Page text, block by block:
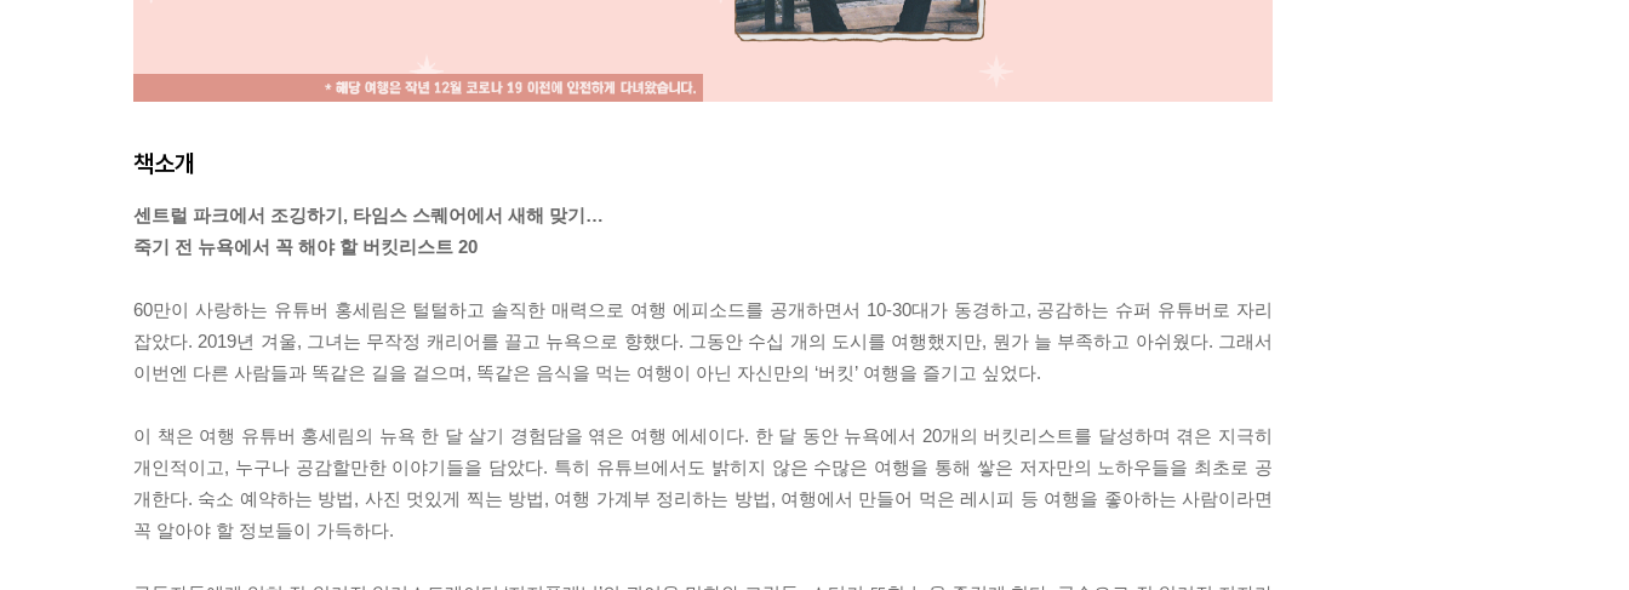
책소개
센트럴 파크에서 조깅하기, 타임스 스퀘어에서 새해 맞기…
죽기 전 뉴욕에서 꼭 해야 할 버킷리스트 20
60만이 사랑하는 유튜버 홍세림은 털털하고 솔직한 매력으로 여행 에피소드를 공개하면서 10-30대가 동경하고, 공감하는 슈퍼 유튜버로 자리
잡았다. 2019년 겨울, 그녀는 무작정 캐리어를 끌고 뉴욕으로 향했다. 그동안 수십 개의 도시를 여행했지만, 뭔가 늘 부족하고 아쉬웠다. 그래서
이번엔 다른 사람들과 똑같은 길을 걸으며, 똑같은 음식을 먹는 여행이 아닌 자신만의 ‘버킷’ 여행을 즐기고 싶었다.
이 책은 여행 유튜버 홍세림의 뉴욕 한 달 살기 경험담을 엮은 여행 에세이다. 한 달 동안 뉴욕에서 20개의 버킷리스트를 달성하며 겪은 지극히
개인적이고, 누구나 공감할만한 이야기들을 담았다. 특히 유튜브에서도 밝히지 않은 수많은 여행을 통해 쌓은 저자만의 노하우들을 최초로 공
개한다. 숙소 예약하는 방법, 사진 멋있게 찍는 방법, 여행 가계부 정리하는 방법, 여행에서 만들어 먹은 레시피 등 여행을 좋아하는 사람이라면
꼭 알아야 할 정보들이 가득하다.